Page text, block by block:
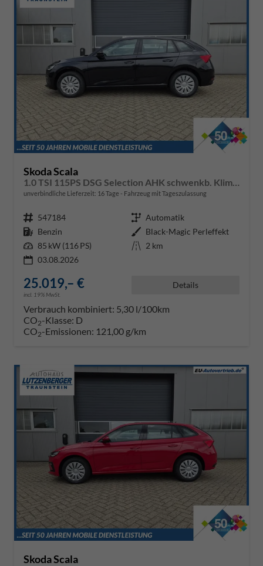
Skoda Scala
unverbindliche Lieferzeit: 16 Tage Fahrzeug mit Tageszulassung
Fahrzeugnr. 547184 Getriebe Automatik
Kraftstoff Benzin Außenfarbe Black-Magic Perleffekt
Leistung 85 kW (116 PS) Kilometerstand 2 km
03.08.2026
25.019,– €
incl. 19% MwSt.
Details
Verbrauch kombiniert: 5,30 l/100km
CO2-Klasse: D
CO2-Emissionen: 121,00 g/km
Skoda Scala